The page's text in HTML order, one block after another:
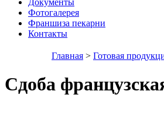
Документы
Фотогалерея
Франшиза пекарни
Контакты
Главная > Готовая
Сдоба